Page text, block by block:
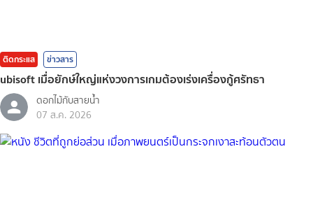
ติดกระแส ข่าวสาร
ubisoft เมื่อยักษ์ใหญ่แห่งวงการเกมต้องเร่งเครื่องกู้ศรัทธา
ดอกไม้กับสายน้ำ
07 ส.ค. 2026